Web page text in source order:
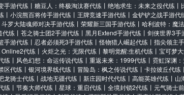
手游代练 丨 糖豆人：终极淘汰赛代练 丨 绝地求生：未来之役代练 丨
丨 小浣熊百将传手游代练 丨 王牌竞速手游代练 丨 金铲铲之战手游代
斗罗大陆魂师对决手游代练 丨 荣耀新三国手游代练 丨 哈利波特：魔
代练 丨 苍之骑士团2手游代练 丨 黑月Extend手游代练 丨 剑侠世界3手
手游代练 丨 忍者必须死3手游代练 丨怪物猎人崛起代练 丨 指尖领主
Online2代练 丨 火炬之光：无限代练 丨 黎明觉醒:生机代练 丨 宝可梦
练 丨 风色幻想：命运传说代练 丨 重返未来：1999代练 丨 霓虹深渊
区代练 丨 银河境界线代练 丨 冒险岛：枫之传说代练 丨 卡拉彼丘代练 丨
龙骑士代练 丨 战地无疆代练 丨 新庄园时代代练 丨 高能英雄代练 丨 山
练 丨 节奏大师代练 丨 星球：重启代练 丨 全境封锁2代练 丨 元气骑士